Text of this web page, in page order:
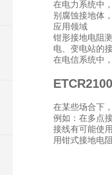
在电力系统中
别腐蚀接地体
应用领域
钳形接地电阻
电、变电站的
在电信系统中
在某些场合下
例如：在多点
接线有可能使
用钳式接地电